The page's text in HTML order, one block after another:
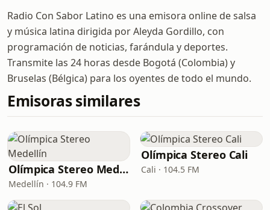
Radio Con Sabor Latino es una emisora online de salsa
y música latina dirigida por Aleyda Gordillo, con
programación de noticias, farándula y deportes.
Transmite las 24 horas desde Bogotá (Colombia) y
Bruselas (Bélgica) para los oyentes de todo el mundo.
Emisoras similares
Olímpica Stereo Medellín
Medellín · 104.9 FM
Olímpica Stereo Cali
Cali · 104.5 FM